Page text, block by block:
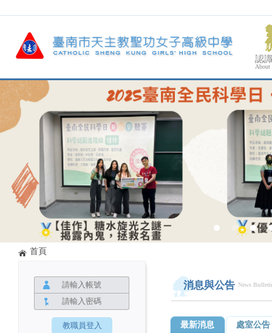
認
About
首頁
消息與公告 News
最新消息 處室公告